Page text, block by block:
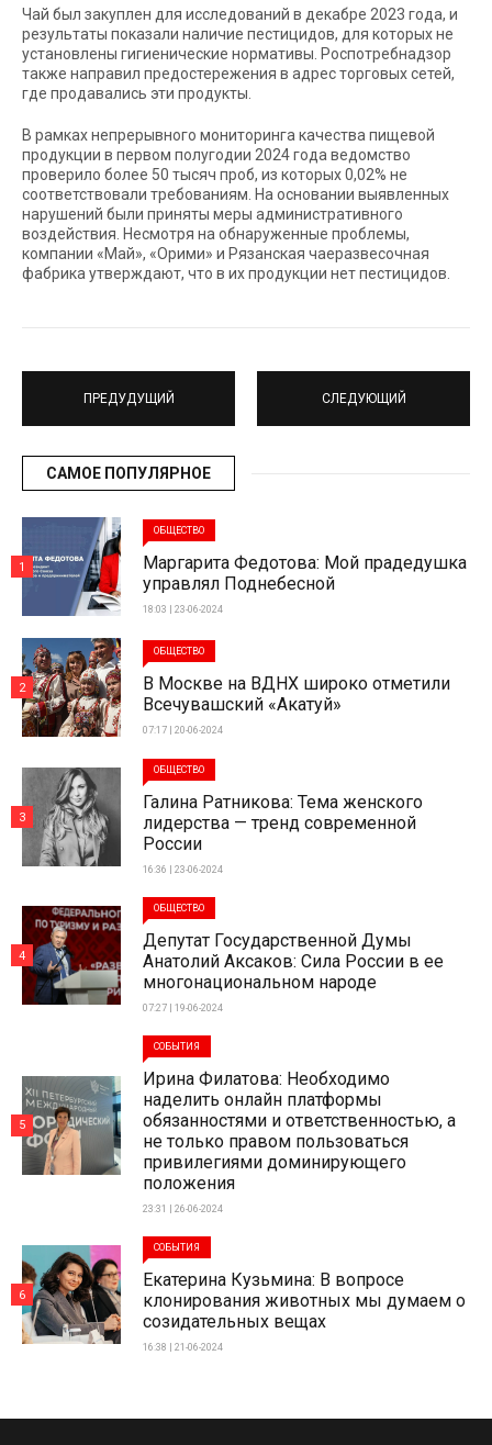
Чай был закуплен для исследований в декабре 2023 года, и
результаты показали наличие пестицидов, для которых не
установлены гигиенические нормативы. Роспотребнадзор
также направил предостережения в адрес торговых сетей,
где продавались эти продукты.
В рамках непрерывного мониторинга качества пищевой
продукции в первом полугодии 2024 года ведомство
проверило более 50 тысяч проб, из которых 0,02% не
соответствовали требованиям. На основании выявленных
нарушений были приняты меры административного
воздействия. Несмотря на обнаруженные проблемы,
компании «Май», «Орими» и Рязанская чаеразвесочная
фабрика утверждают, что в их продукции нет пестицидов.
ПРЕДУДУЩИЙ СЛЕДУЮЩИЙ
САМОЕ ПОПУЛЯРНОЕ
ОБЩЕСТВО
Маргарита Федотова: Мой прадедушка
управлял Поднебесной
18:03 | 23-06-2024
1
ОБЩЕСТВО
В Москве на ВДНХ широко отметили
Всечувашский «Акатуй»
07:17 | 20-06-2024
2
ОБЩЕСТВО
Галина Ратникова: Тема женского
лидерства — тренд современной
России
16:36 | 23-06-2024
3
ОБЩЕСТВО
Депутат Государственной Думы
Анатолий Аксаков: Сила России в ее
многонациональном народе
07:27 | 19-06-2024
4
СОБЫТИЯ
Ирина Филатова: Необходимо
наделить онлайн платформы
обязанностями и ответственностью, а
не только правом пользоваться
привилегиями доминирующего
положения
23:31 | 26-06-2024
5
СОБЫТИЯ
Екатерина Кузьмина: В вопросе
клонирования животных мы думаем о
созидательных вещах
16:38 | 21-06-2024
6